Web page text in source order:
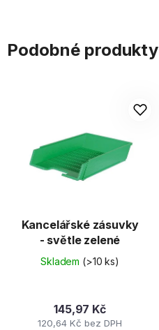
Podobné produkty
Kancelářské zásuvky
- světle zelené
Skladem (>10 ks)
120,64 Kč bez DPH
145,97 Kč